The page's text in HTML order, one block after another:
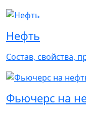
Нефть
Состав, свойства,
Фьючерс на